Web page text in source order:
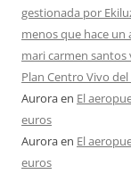
gestionada por
menos que hace un
mari carmen santos
Plan Centro Vivo
Auroraen El
euros
Auroraen El
euros